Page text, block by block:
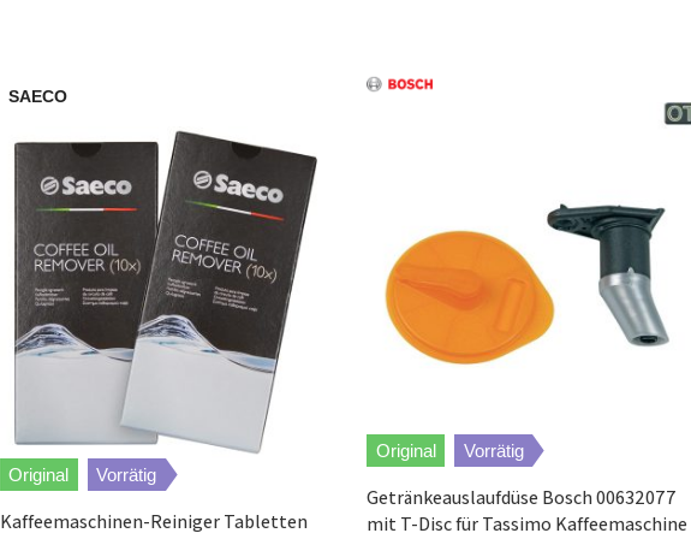
Caffeo Solo & Perfect Milk
Caffeo Solo & Perfect Milk pure
Caffeo Solo & Perfect Milk
Caffeo Barista T
Caffeo Barista T
SAECO
Original Vorrätig
Kaffeemaschinen-Reiniger Tabletten
Original Vorrätig
Getränkeauslaufdüse Bosch 00632077
mit T-Disc für Tassimo Kaffeemaschine